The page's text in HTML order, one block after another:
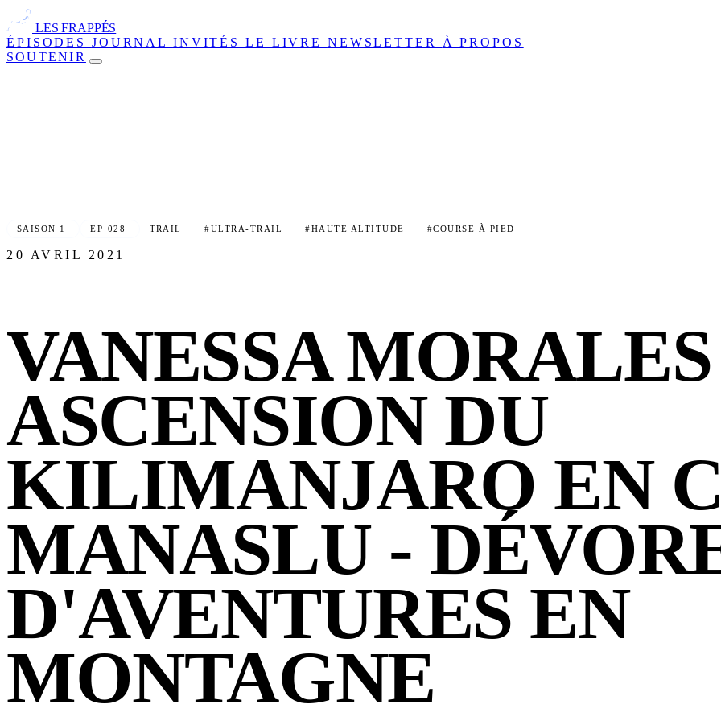
LES FRAPPÉS
ÉPISODES JOURNAL INVITÉSLE LIVRE NEWSLETTER À PROPOS
SOUTENIR
SAISON 1 EP·028 TRAIL #ULTRA-TRAIL #HAUTE ALTITUDE #COURSE À PIED
20 AVRIL 2021
VANESSA
ASCENSION DU
KILIMANJARO EN
MANASLU -
D'AVENTURES EN
MONTAGNE